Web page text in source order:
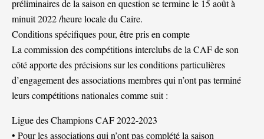
préliminaires de la saison en question se termine le 15 août à
minuit 2022 /heure locale du Caire.
Conditions spécifiques pour, être pris en compte
La commission des compétitions interclubs de la CAF de son
côté apporte des précisions sur les conditions particulières
d’engagement des associations membres qui n’ont pas terminé
leurs compétitions nationales comme suit :
Ligue des Champions CAF 2022-2023
• Pour les associations qui n’ont pas complété la saison